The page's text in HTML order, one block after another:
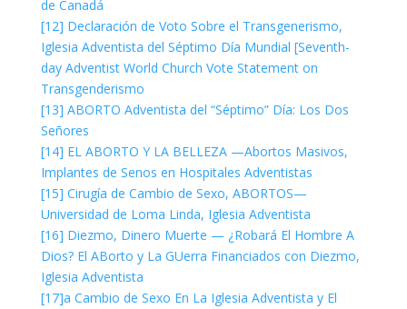
de Canadá
[12] Declaración de Voto Sobre el Transgenerismo,
Iglesia Adventista del Séptimo Día Mundial [Seventh-
day Adventist World Church Vote Statement on
Transgenderismo
[13] ABORTO Adventista del “Séptimo” Día: Los Dos
Señores
[14] EL ABORTO Y LA BELLEZA —Abortos Masivos,
Implantes de Senos en Hospitales Adventistas
[15] Cirugía de Cambio de Sexo, ABORTOS—
Universidad de Loma Linda, Iglesia Adventista
[16] Diezmo, Dinero Muerte — ¿Robará El Hombre A
Dios? El ABorto y La GUerra Financiados con Diezmo,
Iglesia Adventista
[17]a Cambio de Sexo En La Iglesia Adventista y El